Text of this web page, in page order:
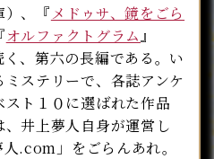
）、『メドゥサ、鏡をごら
オルファクトグラム』
く、第六の長編である。い
ステリーで、各誌アンケ
ト１０に選ばれた作品
井上夢人自身が運営し
.com」をごらんあれ。